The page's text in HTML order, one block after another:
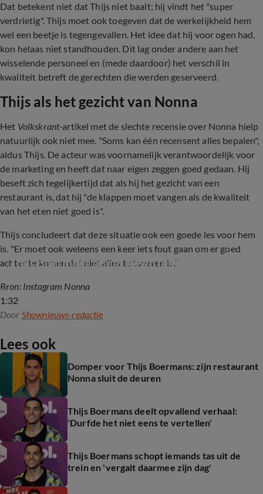
Dat betekent niet dat Thijs niet baalt; hij vindt het "super
verdrietig". Thijs moet ook toegeven dat de werkelijkheid hem
wel een beetje is tegengevallen. Het idee dat hij voor ogen had,
kon helaas niet standhouden. Dit lag onder andere aan het
wisselende personeel en (mede daardoor) het verschil in
kwaliteit betreft de gerechten die werden geserveerd.
Thijs als het gezicht van Nonna
Het Volkskrant-artikel met de slechte recensie over Nonna hielp
natuurlijk ook niet mee. "Soms kan één recensent alles bepalen",
aldus Thijs. De acteur was voornamelijk verantwoordelijk voor
de marketing en heeft dat naar eigen zeggen goed gedaan. Hij
beseft zich tegelijkertijd dat als hij het gezicht van een
restaurant is, dat hij "de klappen moet vangen als de kwaliteit
van het eten niet goed is".
Thijs concludeert dat deze situatie ook een goede les voor hem
is. "Er moet ook weleens een keer iets fout gaan om er goed
achter te komen dat niet alles te toveren is."
1:32
Thijs Boermans opent eigen restaurant
Bron: Instagram Nonna
Door Shownieuws-redactie
Lees ook
Domper voor Thijs Boermans: zijn restaurant
Nonna sluit de deuren
Thijs Boermans deelt opvallend verhaal:
'Durfde het niet eens te vertellen'
Thijs Boermans schopt iemands tas uit de
trein en 'vergalt daarmee zijn dag'